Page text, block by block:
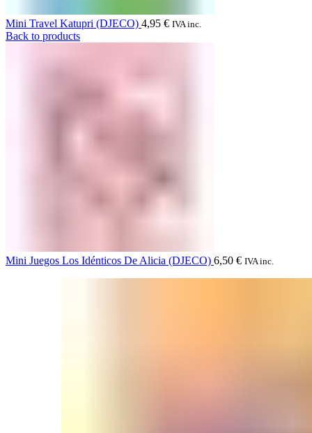
Mini Travel Katupri (DJECO) 4,95 € IVA inc.
Back to products
Mini Juegos Los Idénticos De Alicia (DJECO) 6,50 € IVA inc.